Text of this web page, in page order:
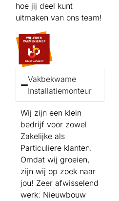
hoe jij deel kunt
uitmaken van ons team!
Vakbekwame
Installatiemonteur
Wij zijn een klein
bedrijf voor zowel
Zakelijke als
Particuliere klanten.
Omdat wij groeien,
zijn wij op zoek naar
jou! Zeer afwisselend
werk: Nieuwbouw